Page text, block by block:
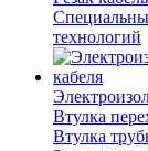
технологий
Втулка
Втулка